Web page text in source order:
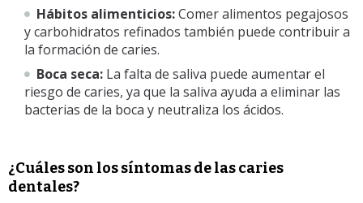
Hábitos alimenticios:Comer alimentos pegajosos
y carbohidratos refinados también puede contribuir a
la formación de caries.
Boca seca: La falta de saliva puede aumentar el
riesgo de caries, ya que la saliva ayuda a eliminar las
bacterias de la boca y neutraliza los ácidos.
¿Cuáles son los síntomas de las caries
dentales?